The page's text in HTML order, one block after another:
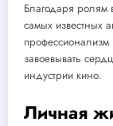
Благодаря ролям
самых известных
профессионализм
завоевывать
индустрии кино.
Личная